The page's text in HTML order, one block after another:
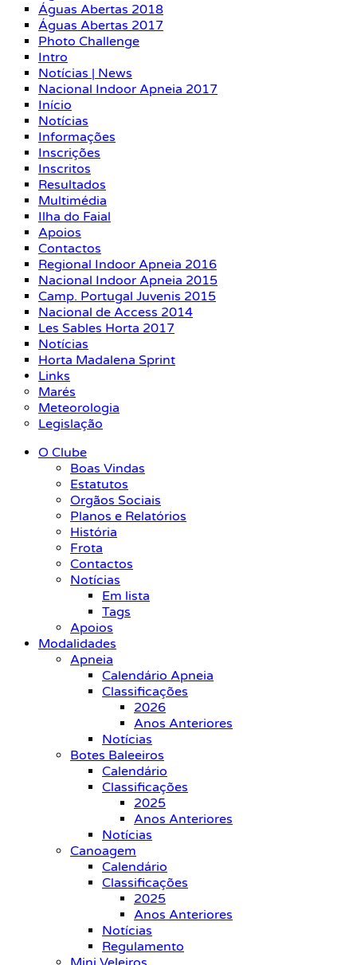
Águas Abertas 2018
Águas Abertas 2017
Photo Challenge
Intro
Notícias | News
Nacional Indoor Apneia 2017
Início
Notícias
Informações
Inscrições
Inscritos
Resultados
Multimédia
Ilha do Faial
Apoios
Contactos
Regional Indoor Apneia 2016
Nacional Indoor Apneia 2015
Camp. Portugal Juvenis 2015
Nacional de Access 2014
Les Sables Horta 2017
Notícias
Horta Madalena Sprint
Links
Marés
Meteorologia
Legislação
O Clube
Boas Vindas
Estatutos
Orgãos Sociais
Planos e Relatórios
História
Frota
Contactos
Notícias
Em lista
Tags
Apoios
Modalidades
Apneia
Calendário Apneia
Classificações
2026
Anos Anteriores
Notícias
Botes Baleeiros
Calendário
Classificações
2025
Anos Anteriores
Notícias
Canoagem
Calendário
Classificações
2025
Anos Anteriores
Notícias
Regulamento